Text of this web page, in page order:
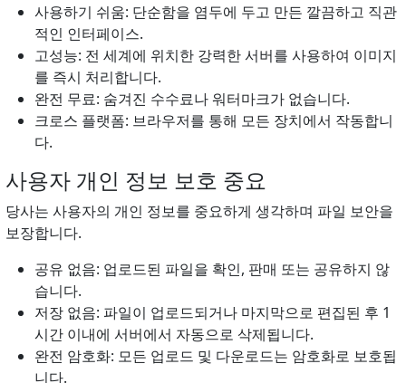
사용하기 쉬움: 단순함을 염두에 두고 만든 깔끔하고 직관
적인 인터페이스.
고성능: 전 세계에 위치한 강력한 서버를 사용하여 이미지
를 즉시 처리합니다.
완전 무료: 숨겨진 수수료나 워터마크가 없습니다.
크로스 플랫폼: 브라우저를 통해 모든 장치에서 작동합니
다.
사용자 개인 정보 보호 중요
당사는 사용자의 개인 정보를 중요하게 생각하며 파일 보안을
보장합니다.
공유 없음: 업로드된 파일을 확인, 판매 또는 공유하지 않
습니다.
저장 없음: 파일이 업로드되거나 마지막으로 편집된 후 1
시간 이내에 서버에서 자동으로 삭제됩니다.
완전 암호화: 모든 업로드 및 다운로드는 암호화로 보호됩
니다.